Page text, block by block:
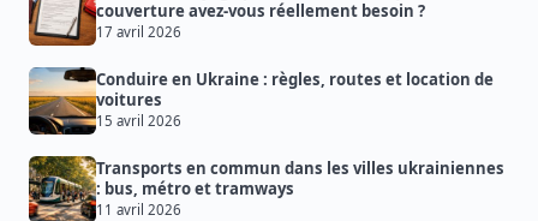
couverture avez-vous réellement besoin ?
17 avril 2026
Conduire en Ukraine : règles, routes et location de
voitures
15 avril 2026
Transports en commun dans les villes ukrainiennes
: bus, métro et tramways
11 avril 2026